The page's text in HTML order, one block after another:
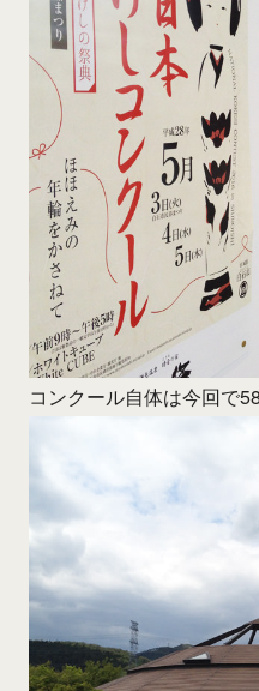
コンクール自体は今回で